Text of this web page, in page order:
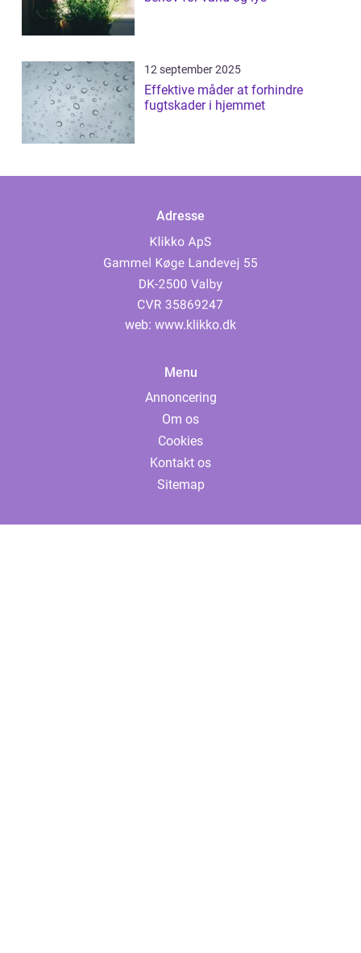
12 september 2025
Effektive måder at forhindre
fugtskader i hjemmet
Adresse
web: www.klikko.dk
Menu
Annoncering
Om os
Cookies
Kontakt os
Sitemap